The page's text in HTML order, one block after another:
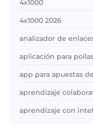
4x1000
4x1000 2026
analizador de
aplicación para
app para apuestas
aprendizaje
aprendizaje con